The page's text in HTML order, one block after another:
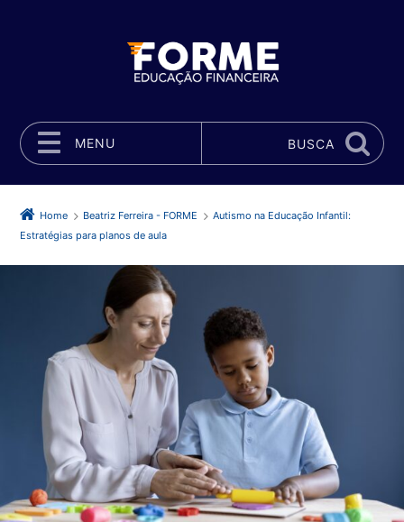
MENU
Pular para o conteúdo
BUSCA
Home Beatriz Ferreira - FORME
Autismo na Educação Infantil:
Estratégias para planos de aula